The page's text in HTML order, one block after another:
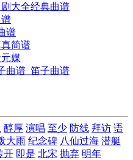
大全经典曲谱
谱
简谱
媒
曲谱_笛子曲谱
醇厚 演唱 至少 防线 拜访 语
大雨 纪念碑 八仙过海 潜艇
开 即是 北宋 抛弃 明年